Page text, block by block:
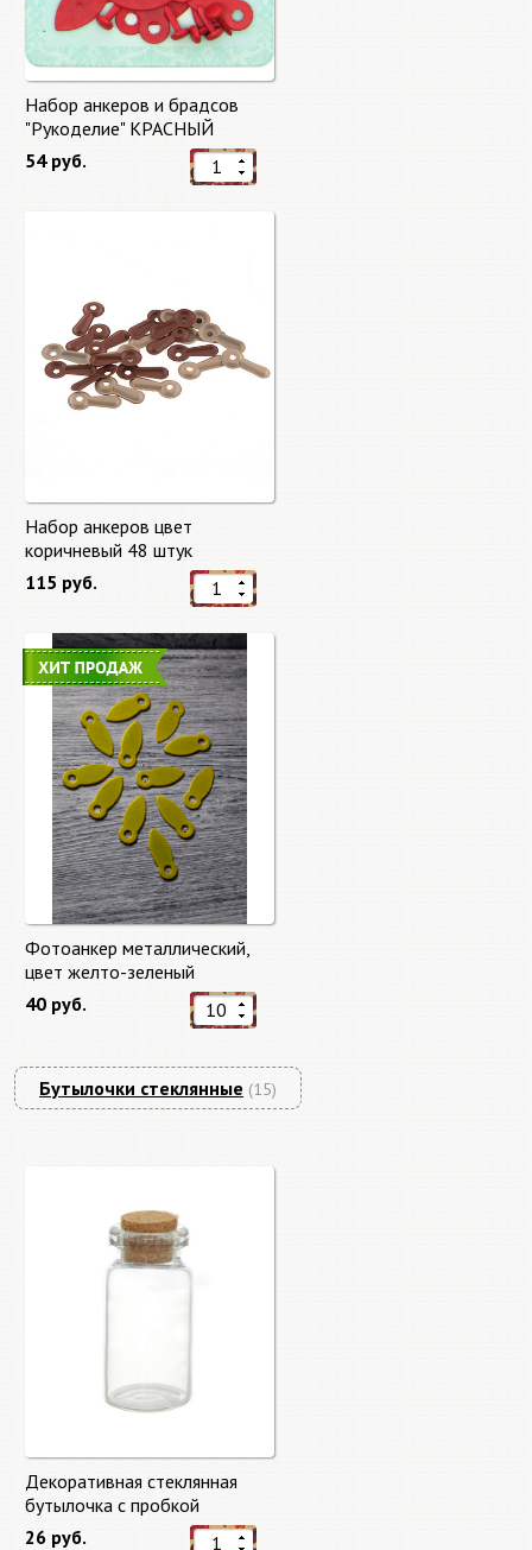
Набор анкеров и брадсов
"Рукоделие" КРАСНЫЙ
54 руб.
Набор анкеров цвет
коричневый 48 штук
115 руб.
Фотоанкер металлический,
цвет желто-зеленый
40 руб.
Бутылочки стеклянные (15)
Декоративная стеклянная
бутылочка с пробкой
4,5*2,2см
26 руб.